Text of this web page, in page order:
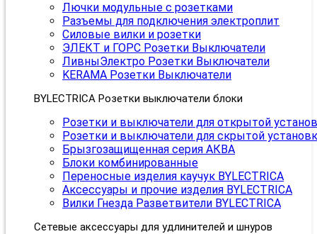
Лючки модульные с розетками
Разъемы для подключения электроплит
Силовые вилки и розетки
ЭЛЕКТ и ГОРС Розетки Выключатели
ЛивныЭлектро Розетки Выключатели
KERAMA Розетки Выключатели
BYLECTRICA Розетки выключатели блоки
Розетки и выключатели для открытой
Розетки и выключатели для скрытой
Брызгозащищенная серия АКВА
Блоки комбинированные
Переносные изделия каучук BYLECTRICA
Аксессуары и прочие изделия BYLECTRICA
Вилки Гнезда Разветвители BYLECTRICA
Сетевые аксессуары для удлинителей и шнуров